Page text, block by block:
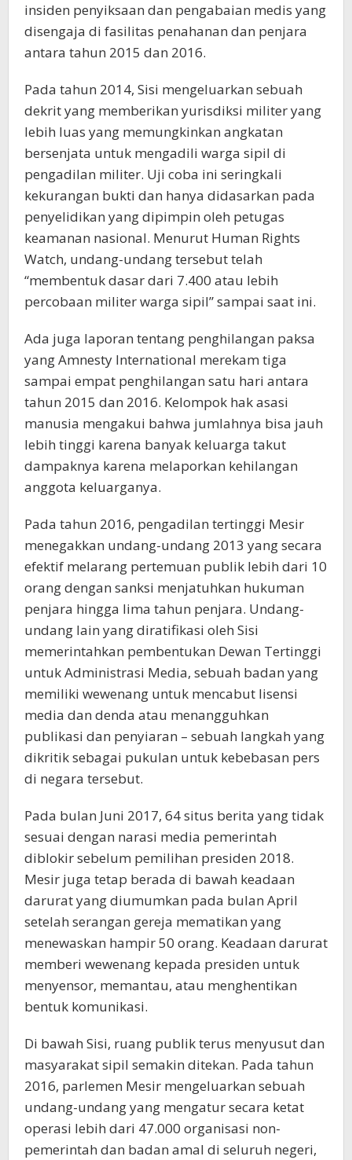
insiden penyiksaan dan pengabaian medis yang
disengaja di fasilitas penahanan dan penjara
antara tahun 2015 dan 2016.
Pada tahun 2014, Sisi mengeluarkan sebuah
dekrit yang memberikan yurisdiksi militer yang
lebih luas yang memungkinkan angkatan
bersenjata untuk mengadili warga sipil di
pengadilan militer. Uji coba ini seringkali
kekurangan bukti dan hanya didasarkan pada
penyelidikan yang dipimpin oleh petugas
keamanan nasional. Menurut Human Rights
Watch, undang-undang tersebut telah
“membentuk dasar dari 7.400 atau lebih
percobaan militer warga sipil” sampai saat ini.
Ada juga laporan tentang penghilangan paksa
yang Amnesty International merekam tiga
sampai empat penghilangan satu hari antara
tahun 2015 dan 2016. Kelompok hak asasi
manusia mengakui bahwa jumlahnya bisa jauh
lebih tinggi karena banyak keluarga takut
dampaknya karena melaporkan kehilangan
anggota keluarganya.
Pada tahun 2016, pengadilan tertinggi Mesir
menegakkan undang-undang 2013 yang secara
efektif melarang pertemuan publik lebih dari 10
orang dengan sanksi menjatuhkan hukuman
penjara hingga lima tahun penjara. Undang-
undang lain yang diratifikasi oleh Sisi
memerintahkan pembentukan Dewan Tertinggi
untuk Administrasi Media, sebuah badan yang
memiliki wewenang untuk mencabut lisensi
media dan denda atau menangguhkan
publikasi dan penyiaran – sebuah langkah yang
dikritik sebagai pukulan untuk kebebasan pers
di negara tersebut.
Pada bulan Juni 2017, 64 situs berita yang tidak
sesuai dengan narasi media pemerintah
diblokir sebelum pemilihan presiden 2018.
Mesir juga tetap berada di bawah keadaan
darurat yang diumumkan pada bulan April
setelah serangan gereja mematikan yang
menewaskan hampir 50 orang. Keadaan darurat
memberi wewenang kepada presiden untuk
menyensor, memantau, atau menghentikan
bentuk komunikasi.
Di bawah Sisi, ruang publik terus menyusut dan
masyarakat sipil semakin ditekan. Pada tahun
2016, parlemen Mesir mengeluarkan sebuah
undang-undang yang mengatur secara ketat
operasi lebih dari 47.000 organisasi non-
pemerintah dan badan amal di seluruh negeri,